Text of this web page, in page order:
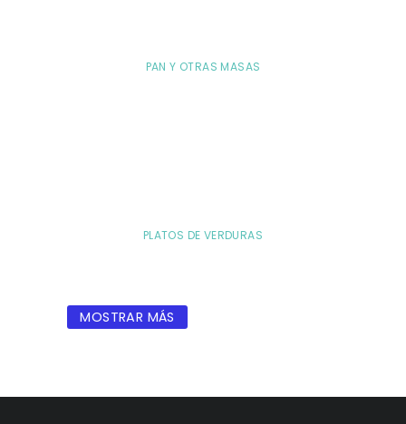
PAN Y OTRAS MASAS
PLATOS DE VERDURAS
MOSTRAR MÁS